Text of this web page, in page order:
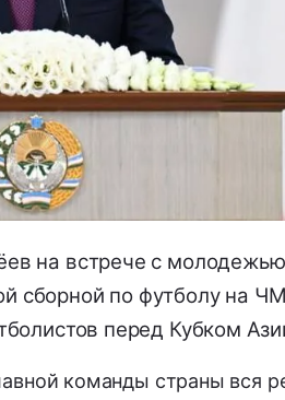
на встрече с молодежью
сборной по футболу на
перед Кубком
команды страны вся